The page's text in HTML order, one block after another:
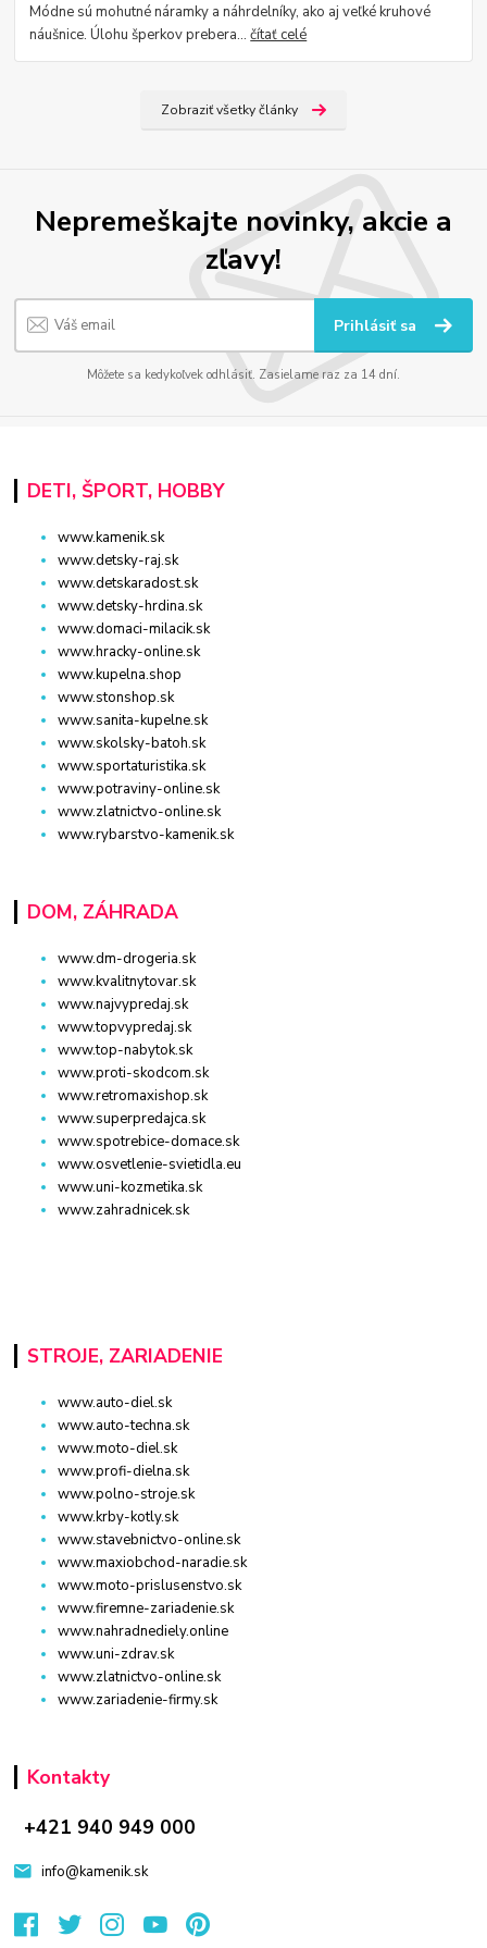
Módne sú mohutné náramky a náhrdelníky, ako aj veľké kruhové
náušnice. Úlohu šperkov prebera...čítať celé
Zobraziť všetky články
Nepremeškajte novinky, akcie a
zľavy!
Prihlásiť sa
Môžete sa kedykoľvek odhlásiť. Zasielame raz za 14 dní.
DETI, ŠPORT, HOBBY
www.kamenik.sk
www.detsky-raj.sk
www.detskaradost.sk
www.detsky-hrdina.sk
www.domaci-milacik.sk
www.hracky-online.sk
www.kupelna.shop
www.stonshop.sk
www.sanita-kupelne.sk
www.skolsky-batoh.sk
www.sportaturistika.sk
www.potraviny-online.sk
www.zlatnictvo-online.sk
www.rybarstvo-kamenik.sk
DOM, ZÁHRADA
www.dm-drogeria.sk
www.kvalitnytovar.sk
www.najvypredaj.sk
www.topvypredaj.sk
www.top-nabytok.sk
www.proti-skodcom.sk
www.retromaxishop.sk
www.superpredajca.sk
www.spotrebice-domace.sk
www.osvetlenie-svietidla.eu
www.uni-kozmetika.sk
www.zahradnicek.sk
STROJE, ZARIADENIE
www.auto-diel.sk
www.auto-techna.sk
www.moto-diel.sk
www.profi-dielna.sk
www.polno-stroje.sk
www.krby-kotly.sk
www.stavebnictvo-online.sk
www.maxiobchod-naradie.sk
www.moto-prislusenstvo.sk
www.firemne-zariadenie.sk
www.nahradnediely.online
www.uni-zdrav.sk
www.zlatnictvo-online.sk
www.zariadenie-firmy.sk
Kontakty
+421 940 949 000
info@kamenik.sk